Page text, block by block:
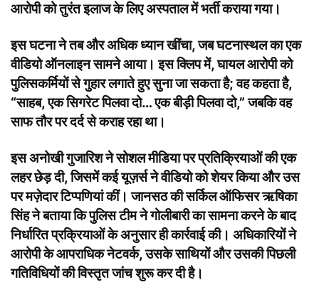
आरोपी को तुरंत इलाज के लिए अस्पताल में भर्ती कराया गया।
इस घटना ने तब और अधिक ध्यान खींचा, जब घटनास्थल का एक
वीडियो ऑनलाइन सामने आया। इस क्लिप में, घायल आरोपी को
पुलिसकर्मियों से गुहार लगाते हुए सुना जा सकता है; वह कहता है,
“साहब, एक सिगरेट पिलवा दो… एक बीड़ी पिलवा दो,” जबकि वह
साफ तौर पर दर्द से कराह रहा था।
इस अनोखी गुजारिश ने सोशल मीडिया पर प्रतिक्रियाओं की एक
लहर छेड़ दी, जिसमें कई यूज़र्स ने वीडियो को शेयर किया और उस
पर मज़ेदार टिप्पणियां कीं। जानसठ की सर्किल ऑफिसर ऋषिका
सिंह ने बताया कि पुलिस टीम ने गोलीबारी का सामना करने के बाद
निर्धारित प्रक्रियाओं के अनुसार ही कार्रवाई की। अधिकारियों ने
आरोपी के आपराधिक नेटवर्क, उसके साथियों और उसकी पिछली
गतिविधियों की विस्तृत जांच शुरू कर दी है।